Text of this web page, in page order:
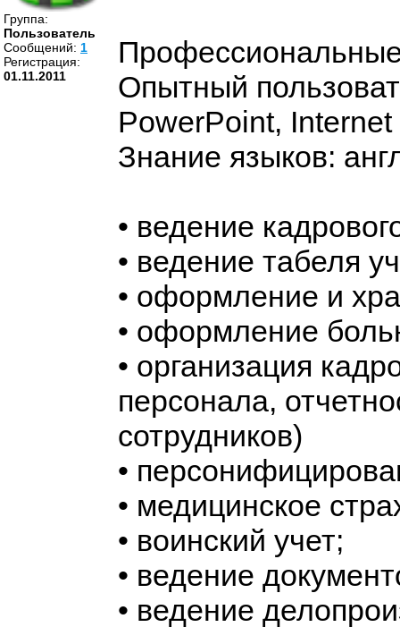
Группа:
Пользователь
Cообщений: 1
Регистрация:
01.11.2011
Опытный
PowerPoint,
Знание языков:
• ведение
• ведение табеля
• оформление и
• оформление
• организация
персонала,
сотрудников)
•
• медицинское
• воинский учет;
• ведение
• ведение